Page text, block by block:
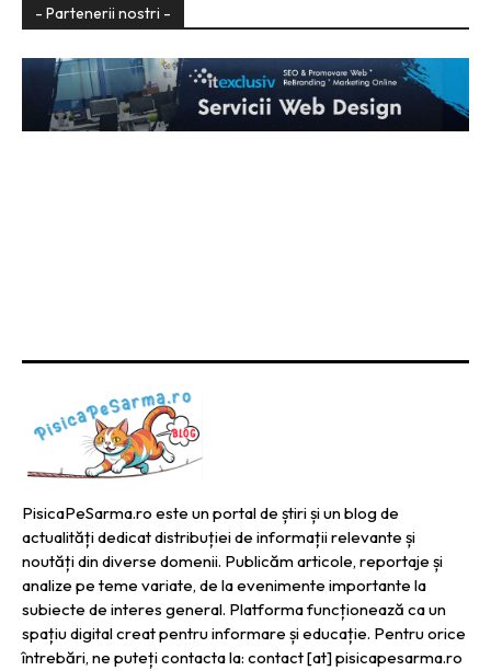
- Partenerii nostri -
PisicaPeSarma.ro este un portal de știri și un blog de
actualități dedicat distribuției de informații relevante și
noutăți din diverse domenii. Publicăm articole, reportaje și
analize pe teme variate, de la evenimente importante la
subiecte de interes general. Platforma funcționează ca un
spațiu digital creat pentru informare și educație. Pentru orice
întrebări, ne puteți contacta la: contact [at] pisicapesarma.ro